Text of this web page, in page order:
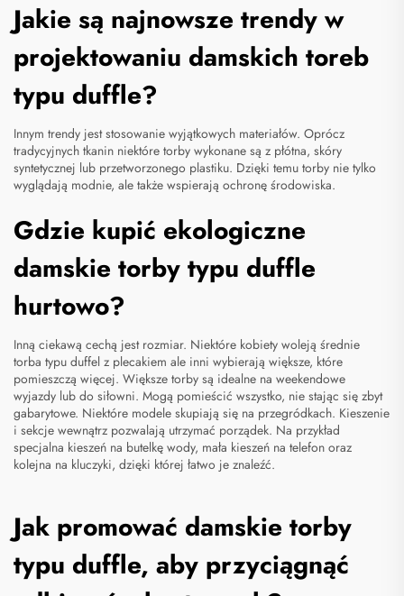
Jakie są najnowsze trendy w
projektowaniu damskich toreb
typu duffle?
Innym trendy jest stosowanie wyjątkowych materiałów. Oprócz
tradycyjnych tkanin niektóre torby wykonane są z płótna, skóry
syntetycznej lub przetworzonego plastiku. Dzięki temu torby nie tylko
wyglądają modnie, ale także wspierają ochronę środowiska.
Gdzie kupić ekologiczne
damskie torby typu duffle
hurtowo?
Inną ciekawą cechą jest rozmiar. Niektóre kobiety woleją średnie
torba typu duffel z plecakiem ale inni wybierają większe, które
pomieszczą więcej. Większe torby są idealne na weekendowe
wyjazdy lub do siłowni. Mogą pomieścić wszystko, nie stając się zbyt
gabarytowe. Niektóre modele skupiają się na przegródkach. Kieszenie
i sekcje wewnątrz pozwalają utrzymać porządek. Na przykład
specjalna kieszeń na butelkę wody, mała kieszeń na telefon oraz
kolejna na kluczyki, dzięki której łatwo je znaleźć.
Jak promować damskie torby
typu duffle, aby przyciągnąć